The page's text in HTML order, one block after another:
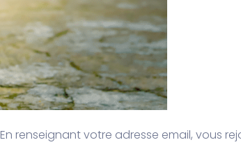
En renseignant votre adresse email, vous